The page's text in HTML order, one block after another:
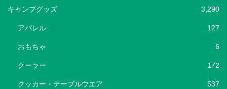
キャンプグッズ 3,290
アパレル 127
おもちゃ 6
クーラー 172
クッカー・テーブルウエア 537